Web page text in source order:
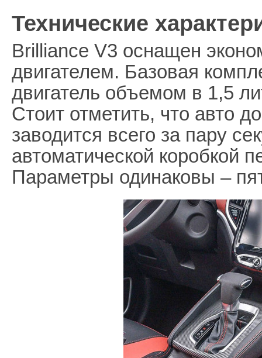
Технические
Brilliance V3 оснащен
двигателем. Базовая
двигатель объемом в 1,5
Стоит отметить, что авто
заводится всего за пару
автоматической коробкой
Параметры одинаковы –